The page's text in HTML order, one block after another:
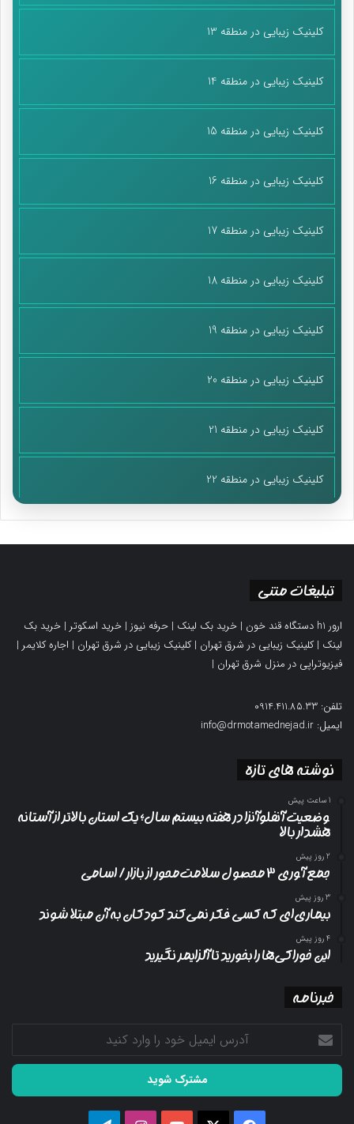
کلینیک زیبایی در منطقه 13
کلینیک زیبایی در منطقه 14
کلینیک زیبایی در منطقه 15
کلینیک زیبایی در منطقه 16
کلینیک زیبایی در منطقه 17
کلینیک زیبایی در منطقه 18
کلینیک زیبایی در منطقه 19
کلینیک زیبایی در منطقه 20
کلینیک زیبایی در منطقه 21
کلینیک زیبایی در منطقه 22
تبلیغات متنی
ارور h1 دستگاه قند خون | خرید بک لینک | حرفه نیوز | خرید اسکوتر | خرید بک
لینک |کلینیک زیبایی در شرق تهران |کلینیک زیبایی در شرق تهران | اجاره کلایمر |
فیزیوتراپی در منزل شرق تهران |
تلفن: 0914.411.85.33
ایمیل: info@drmotamednejad.ir
نوشته های تازه
1 ساعت پیش
وضعیت آنفلوآنزا در هفته بیستم سال؛ یک استان بالاتر از آستانه
هشدار بالا
2 روز پیش
جمع آوری ۳ محصول سلامت‌محور از بازار/ اسامی
3 روز پیش
بیماری‌ای که کسی فکر نمی‌کند کودکان به آن مبتلا شوند
4 روز پیش
این خوراکی‌ها را بخورید تا آلزایمر نگیرید
خبرنامه
آدرس
ایمیل
خود
وارد